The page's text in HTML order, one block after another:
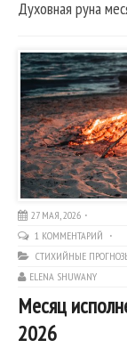
Духовная руна
27 МАЯ, 2026
1 КОММЕНТАРИЙ
СТИХИЙНЫЕ
ELENA SHUWANY
Месяц
2026